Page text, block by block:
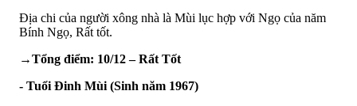
Địa chi của người xông nhà là Mùi lục hợp với Ngọ của năm
Bính Ngọ, Rất tốt.
→Tổng điểm: 10/12 – Rất Tốt
- Tuổi Đinh Mùi (Sinh năm 1967)